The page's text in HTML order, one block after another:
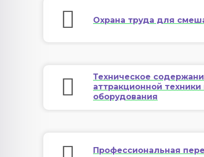
Охрана труда для
Техническое
аттракционной
оборудования
Профессиональная